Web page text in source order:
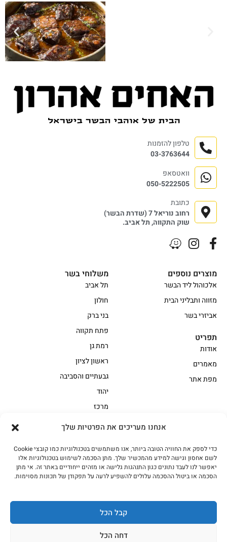
אנחנו מעריכים את הפרטיות שלך
כדי לספק את החוויה הטובה ביותר, אנו משתמשים בטכנולוגיות כמו קובצי Cookie
לשם אחסון וגישה למידע מהמכשיר שלך. מתן הסכמה לשימוש בטכנולוגיות אלו
יאפשר לנו לעבד נתונים כגון התנהגות גלישה או מזהים ייחודיים באתר זה. אי מתן
הסכמה או ביטול ההסכמה עלולים להשפיע לרעה על תפקודן של תכונות מסוימות.
קבל הכל
דחה הכל
אווז
בשר בקר משובח
בשר בקר עגלה משובח
בשר למעשנת
הודו
חלקים אחוריים
מיוחדי מסורת1
נתחי פנים
עוף
משלוחי בשר
תל אביב
חולון
בני ברק
פתח תקווה
רמת גן
ראשון לציון
גבעתיים והסביבה
יהוד
מרכז
מוצרים נוספים
אלכוהול ליד הבשר
מזווה ותבליני הבית
אביזרי בשר
תפריט
אודות
מאמרים
מפת אתר
טלפון להזמנות
03-3763644
וואטסאפ
050-5222505
כתובת
רחוב נוריאל 7 (שדרת הבשר)
שוק התקווה, תל אביב.